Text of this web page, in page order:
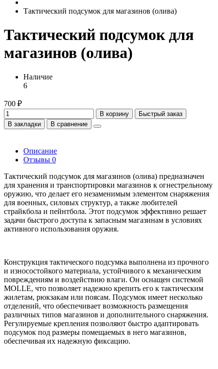
Тактический подсумок для магазинов (олива)
Тактический подсумок для
магазинов (олива)
Наличие
6
700 ₽
В корзину
Быстрый заказ
В закладки
В сравнение
Описание
Отзывы 0
Тактический подсумок для магазинов (олива) предназначен
для хранения и транспортировки магазинов к огнестрельному
оружию, что делает его незаменимым элементом снаряжения
для военных, силовых структур, а также любителей
страйкбола и пейнтбола. Этот подсумок эффективно решает
задачи быстрого доступа к запасным магазинам в условиях
активного использования оружия.
Конструкция тактического подсумка выполнена из прочного
и износостойкого материала, устойчивого к механическим
повреждениям и воздействию влаги. Он оснащен системой
MOLLE, что позволяет надежно крепить его к тактическим
жилетам, рюкзакам или поясам. Подсумок имеет несколько
отделений, что обеспечивает возможность размещения
различных типов магазинов и дополнительного снаряжения.
Регулируемые крепления позволяют быстро адаптировать
подсумок под размеры помещаемых в него магазинов,
обеспечивая их надежную фиксацию.